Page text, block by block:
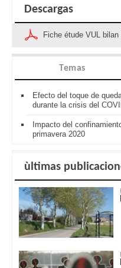
Descargas
Fiche étude VUL bilan
Temas
Efecto del toque de
durante la crisis del
Impacto del
primavera 2020
ùltimas